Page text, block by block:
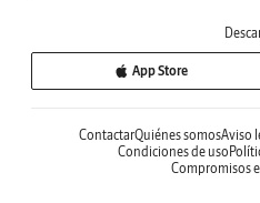
App Store
ContactarQuiénes somosAviso
Condiciones de uso
Compromisos